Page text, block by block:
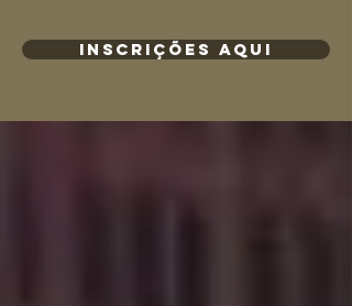
INSCRIÇÕES AQUI